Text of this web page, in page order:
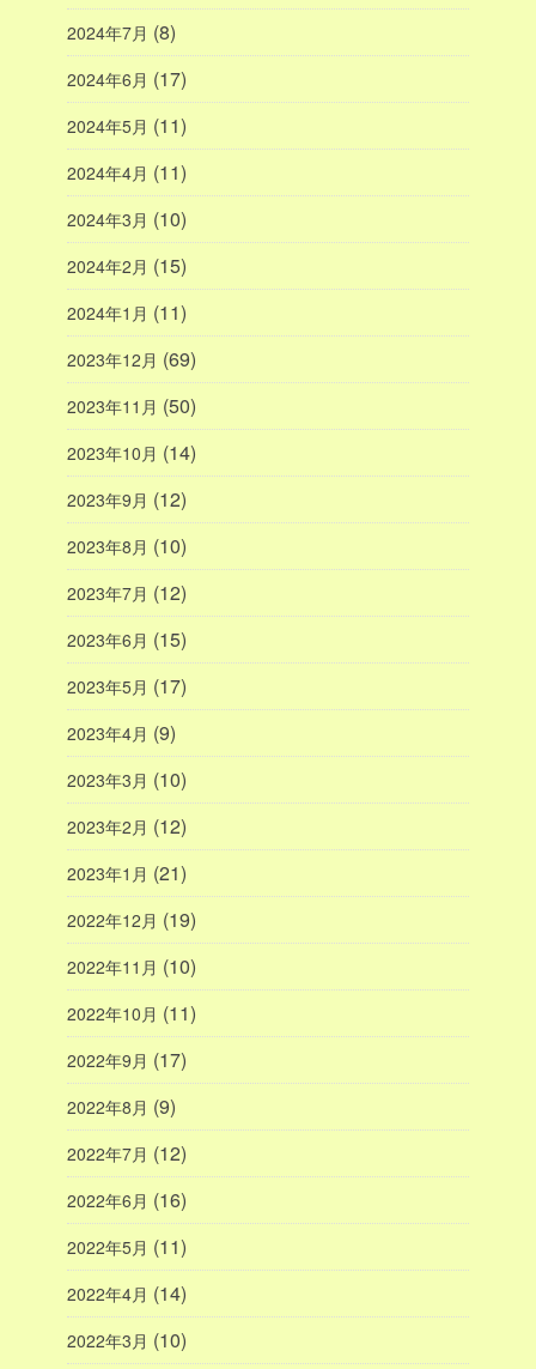
2024年7月 (8)
2024年6月 (17)
2024年5月 (11)
2024年4月 (11)
2024年3月 (10)
2024年2月 (15)
2024年1月 (11)
2023年12月 (69)
2023年11月 (50)
2023年10月 (14)
2023年9月 (12)
2023年8月 (10)
2023年7月 (12)
2023年6月 (15)
2023年5月 (17)
2023年4月 (9)
2023年3月 (10)
2023年2月 (12)
2023年1月 (21)
2022年12月 (19)
2022年11月 (10)
2022年10月 (11)
2022年9月 (17)
2022年8月 (9)
2022年7月 (12)
2022年6月 (16)
2022年5月 (11)
2022年4月 (14)
2022年3月 (10)